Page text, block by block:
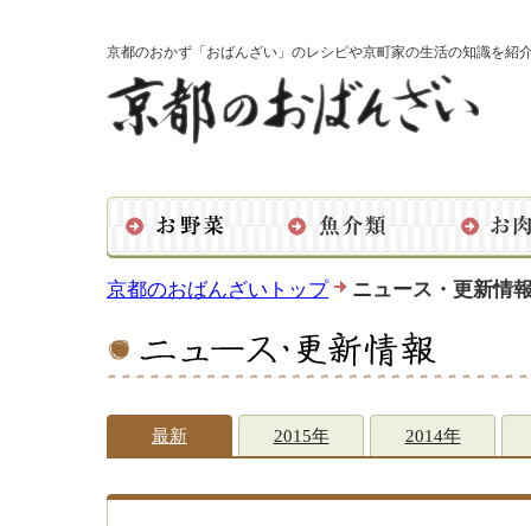
京都のおかず「おばんざい」のレシピや京町家の生活の知識を紹
京都のおばんざいトップ ニュース・更新情
最新 2015年 2014年